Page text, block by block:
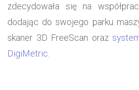
zdecydowała się na
dodając do swojego parku
skaner 3D FreeScan oraz
DigiMetric